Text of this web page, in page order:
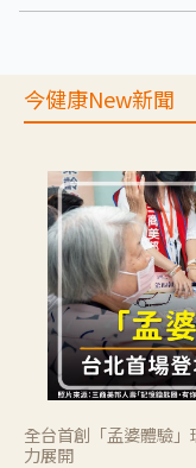
今健康New新聞
全台首創「孟婆體驗
力展開